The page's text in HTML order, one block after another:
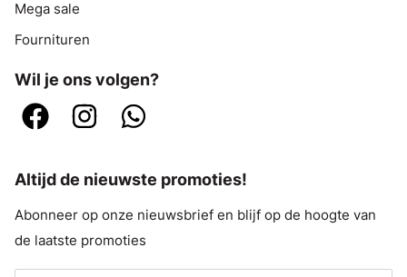
Mega sale
Fournituren
Wil je ons volgen?
Altijd de nieuwste promoties!
Abonneer op onze nieuwsbrief en blijf op de hoogte van
de laatste promoties